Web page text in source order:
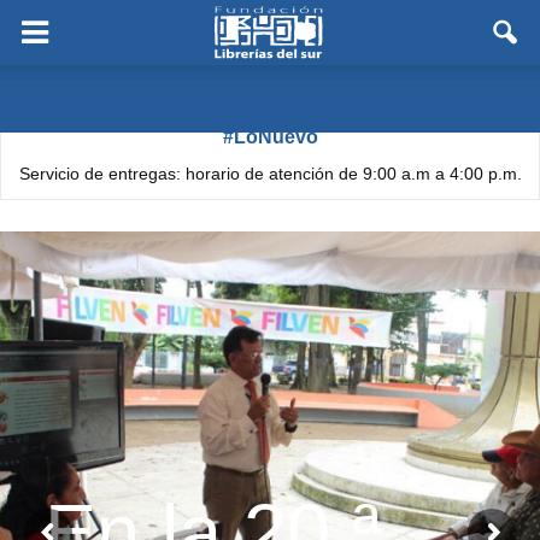
#LoNuevo
Servicio de entregas: horario de atención de 9:00 a.m a 4:00 p.m.